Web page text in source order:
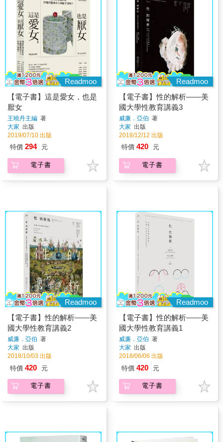
Readmoo
【電子書】這是愛女，也是
厭女
王曉丹主編 著
大家 出版
2019/07/10 出版
特價 294 元
電子書
Readmoo
【電子書】性的解析——美
國大學性教育講義3
威廉．亞伯 著
大家 出版
2018/12/12 出版
特價 420 元
電子書
Readmoo
【電子書】性的解析——美
國大學性教育講義2
威廉．亞伯 著
大家 出版
2018/10/03 出版
特價 420 元
電子書
Readmoo
【電子書】性的解析——美
國大學性教育講義1
威廉．亞伯 著
大家 出版
2018/06/06 出版
特價 420 元
電子書